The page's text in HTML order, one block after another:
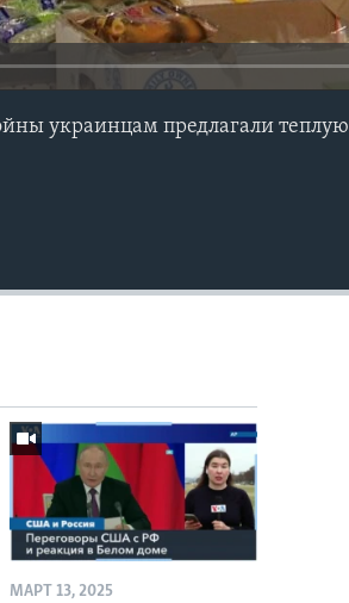
украинцам предлагали теплую
МАРТ 13, 2025